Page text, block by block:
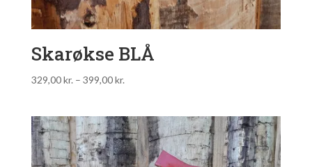
Skarøkse BLÅ
329,00kr. – 399,00kr.